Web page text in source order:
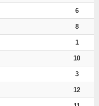
6
8
1
10
3
12